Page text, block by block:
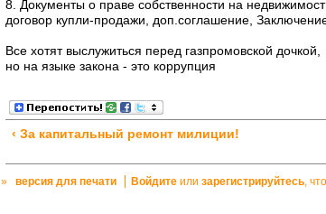
8. Документы о праве собственности на
договор купли-продажи, доп.соглашение,
Все хотят выслужиться перед газпромовской дочкой,
но на языке закона - это коррупция
‹ За капитальный ремонт милиции!
» версия для печати Войдите или зарегистрируйтесь ,